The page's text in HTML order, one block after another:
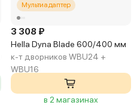
Мультиадаптер
3 308 ₽
Hella Dyna Blade 600/400 мм
к-т дворников WBU24 +
WBU16
в 2 магазинах